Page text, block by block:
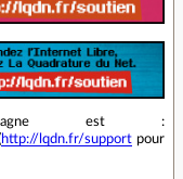
est :
http://lqdn.fr/support pour